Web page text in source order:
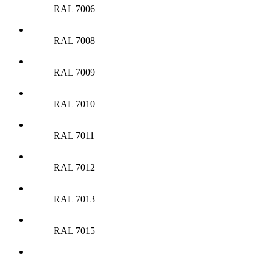
RAL 7006
RAL 7008
RAL 7009
RAL 7010
RAL 7011
RAL 7012
RAL 7013
RAL 7015